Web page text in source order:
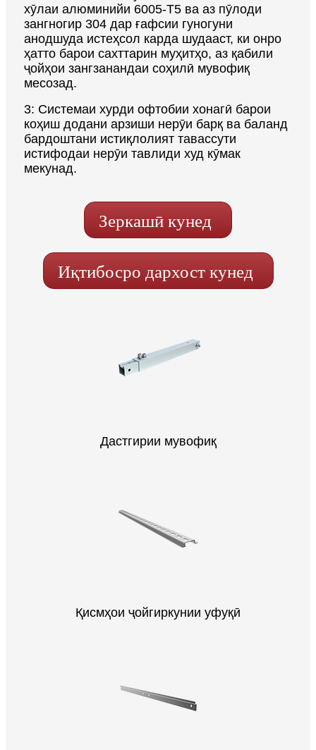
хӯлаи алюминийи 6005-T5 ва аз пӯлоди
зангногир 304 дар ғафсии гуногуни
анодшуда истеҳсол карда шудааст, ки онро
ҳатто барои сахттарин муҳитҳо, аз қабили
ҷойҳои зангзанандаи соҳилӣ мувофиқ
месозад.
3: Системаи хурди офтобии хонагӣ барои
коҳиш додани арзиши нерӯи барқ ​​​​ва баланд
бардоштани истиқлолият тавассути
истифодаи нерӯи тавлиди худ кӯмак
мекунад.
Зеркашӣ кунед
Иқтибосро дархост кунед
Дастгирии мувофиқ
Қисмҳои ҷойгиркунии уфуқӣ